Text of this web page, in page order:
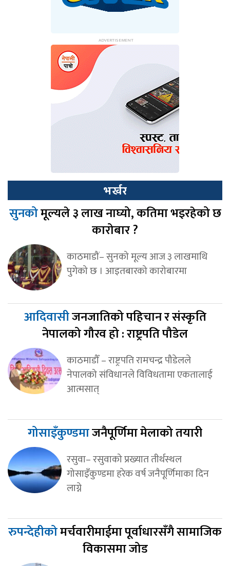
भर्खर
सुनकोमूल्यले ३ लाख नाघ्यो, कतिमा भइरहेको छ
कारोबार ?
काठमाडौं– सुनको मूल्य आज ३ लाखमाथि
पुगेको छ । आइतबारको कारोबारमा
आदिवासीजनजातिको पहिचान र संस्कृति
नेपालको गौरव हो : राष्ट्रपति पौडेल
काठमाडौँ – राष्ट्रपति रामचन्द्र पौडेलले
नेपालको संविधानले विविधतामा एकतालाई
आत्मसात्
गोसाइँकुण्डमाजनैपूर्णिमा मेलाको तयारी
रसुवा– रसुवाको प्रख्यात तीर्थस्थल
गोसाइँकुण्डमा हरेक वर्ष जनैपूर्णिमाका दिन
लाग्ने
रुपन्देहीकोमर्चवारीमाईमा पूर्वाधारसँगै सामाजिक
विकासमा जोड